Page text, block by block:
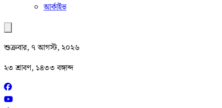
আর্কাইভ
শুক্রবার, ৭ আগস্ট, ২০২৬
২৩ শ্রাবণ, ১৪৩৩ বঙ্গাব্দ